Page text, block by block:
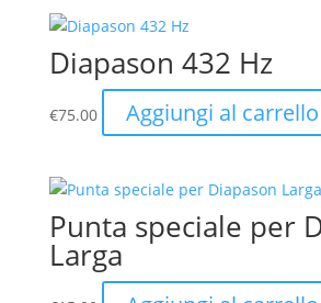
Diapason 432 Hz
€75.00 Aggiungi al carrello
Punta speciale per
Larga